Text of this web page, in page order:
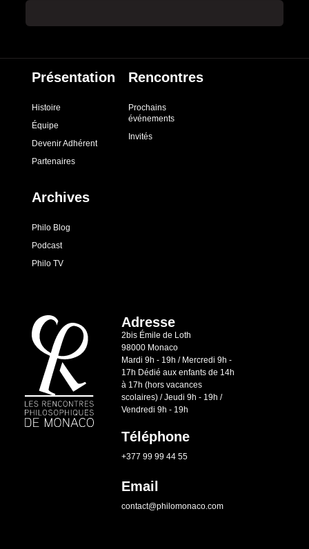
Présentation
Histoire
Équipe
Devenir Adhérent
Partenaires
Rencontres
Prochains
événements
Invités
Archives
Philo Blog
Podcast
Philo TV
Adresse
2bis Émile de Loth
98000 Monaco
Mardi 9h - 19h / Mercredi 9h -
17h Dédié aux enfants de 14h
à 17h (hors vacances
scolaires) / Jeudi 9h - 19h /
Vendredi 9h - 19h
Téléphone
+377 99 99 44 55
Email
contact@philomonaco.com